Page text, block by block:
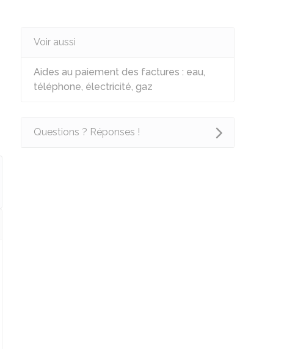
Voir aussi
Aides au paiement des factures : eau,
téléphone, électricité, gaz
Questions ? Réponses !